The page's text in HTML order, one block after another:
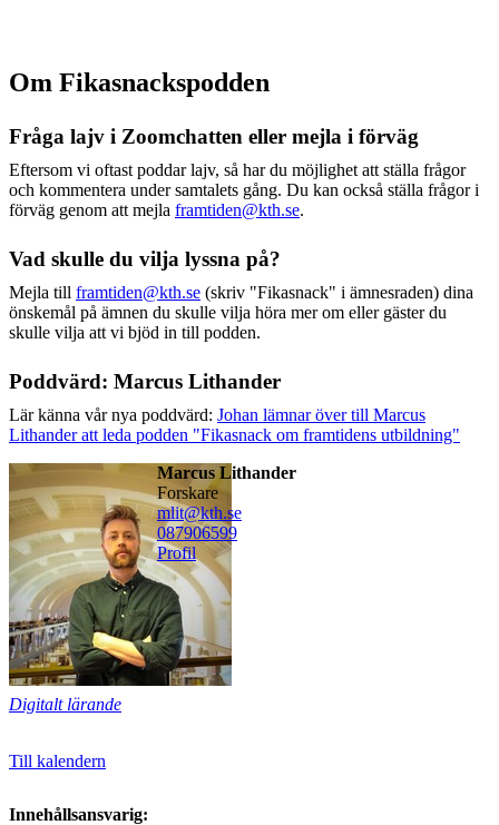
Om Fikasnackspodden
Fråga lajv i Zoomchatten eller mejla i förväg
Eftersom vi oftast poddar lajv, så har du möjlighet att ställa frågor
och kommentera under samtalets gång. Du kan också ställa frågor i
förväg genom att mejla framtiden@kth.se.
Vad skulle du vilja lyssna på?
Mejla till framtiden@kth.se (skriv "Fikasnack" i ämnesraden) dina
önskemål på ämnen du skulle vilja höra mer om eller gäster du
skulle vilja att vi bjöd in till podden.
Poddvärd: Marcus Lithander
Lär känna vår nya poddvärd: Johan lämnar över till Marcus
Lithander att leda podden "Fikasnack om framtidens utbildning"
Marcus Lithander
forskare
mlit@kth.se
087906599
Profil
Digitalt lärande
Till kalendern
Innehållsansvarig: